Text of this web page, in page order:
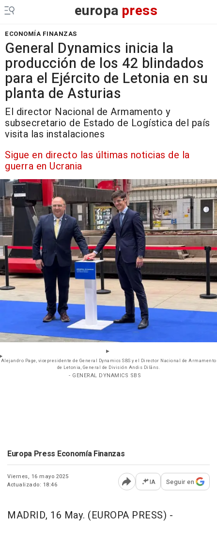
europa press
ECONOMÍA FINANZAS
General Dynamics inicia la
producción de los 42 blindados
para el Ejército de Letonia en su
planta de Asturias
El director Nacional de Armamento y
subsecretario de Estado de Logística del país
visita las instalaciones
Sigue en directo las últimas noticias de la
guerra en Ucrania
Alejandro Page, vicepresidente de General Dynamics SBS y el Director Nacional de Armamento
de Letonia, General de División Andis Dilãns.
- GENERAL DYNAMICS SBS
Europa Press Economía Finanzas
Viernes, 16 mayo 2025
Actualizado: 18:46
Abrir opciones para
IA Seguir en
MADRID, 16 May. (EUROPA PRESS) -